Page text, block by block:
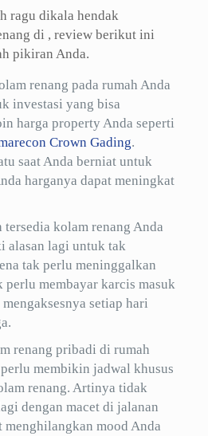
ragu dikala hendak
di , review berikut ini
pikiran Anda.
renang pada rumah Anda
investasi yang bisa
harga property Anda seperti
Crown Gading.
saat Anda berniat untuk
harganya dapat meningkat
kolam renang Anda
alasan lagi untuk tak
tak perlu meninggalkan
perlu membayar karcis masuk
setiap hari
renang pribadi di rumah
membikin jadwal khusus
renang. Artinya tidak
dengan macet di jalanan
menghilangkan mood Anda